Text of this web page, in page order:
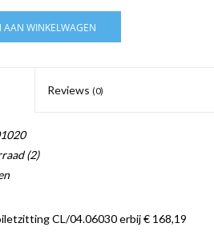
AAN WINKELWAGEN
Reviews (0)
(2)
CL/04.06030 erbij € 168,19